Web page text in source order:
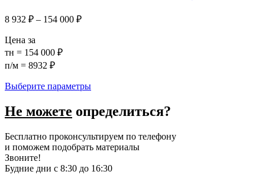
8 932 ₽ – 154 000 ₽
Цена за
тн = 154 000 ₽
п/м = 8932 ₽
Выберите параметры
Не можете определиться?
Бесплатно проконсультируем по телефону
и поможем подобрать материалы
Звоните!
Будние дни с 8:30 до 16:30